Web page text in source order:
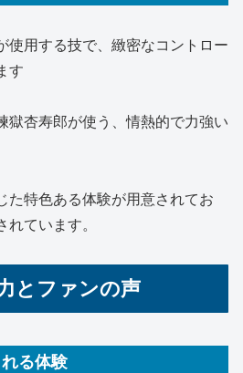
使用する技で、緻密なコントロー
す
獄杏寿郎が使う、情熱的で力強い
た特色ある体験が用意されてお
れています。
とファンの声
る体験